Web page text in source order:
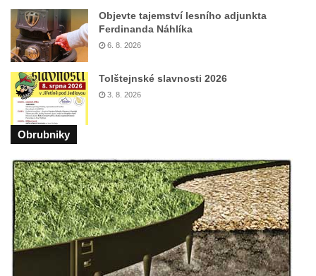
severně od Tokáně
Obrázek svatého Huberta na buku svatého
Huberta
Obrázek svatého Jakuba na skále u cesty
východně od Srbské Kamenice
Busta Jana Amose Komenského na domě
čp. 37 v Račicích
Československé armády v Teplicích
Socha Medvídě v Tierpark Chemnitz
Sochy Ležící žena v Tierpark Chemnitz
Sochy Ptáci v Tierpark Chemnitz
Socha Skupina jeřábů v Tierpark Chemnitz
Objevte tajemství lesního adjunkta
Ferdinanda Náhlíka
6. 8. 2026
Tolštejnské slavnosti 2026
3. 8. 2026
Obrubniky